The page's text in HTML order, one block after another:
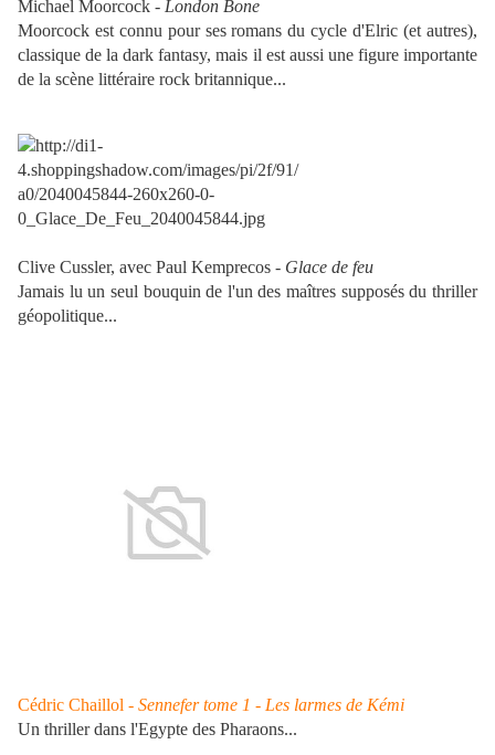
Michael Moorcock - London Bone
Moorcock est connu pour ses romans du cycle d'Elric (et autres),
classique de la dark fantasy, mais il est aussi une figure importante
de la scène littéraire rock britannique...
Clive Cussler, avec Paul Kemprecos - Glace de feu
Jamais lu un seul bouquin de l'un des maîtres supposés du thriller
géopolitique...
Cédric Chaillol - Sennefer tome 1 - Les larmes de Kémi
Un thriller dans l'Egypte des Pharaons...